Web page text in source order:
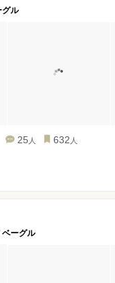
グル
25 人 632 人
ベーグル